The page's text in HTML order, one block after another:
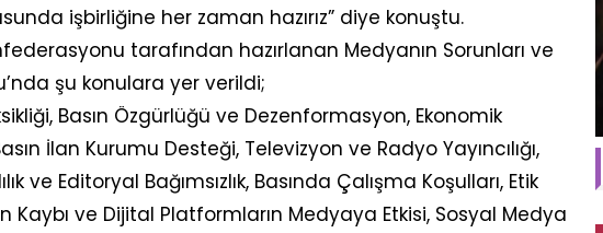
işbirliğine her zaman hazırız” diye konuştu.
tarafından hazırlanan Medyanın Sorunları ve
şu konulara yer verildi;
Basın Özgürlüğü ve Dezenformasyon, Ekonomik
İlan Kurumu Desteği, Televizyon ve Radyo Yayıncılığı,
ve Editoryal Bağımsızlık, Basında Çalışma Koşulları, Etik
Kaybı ve Dijital Platformların Medyaya Etkisi, Sosyal Medya